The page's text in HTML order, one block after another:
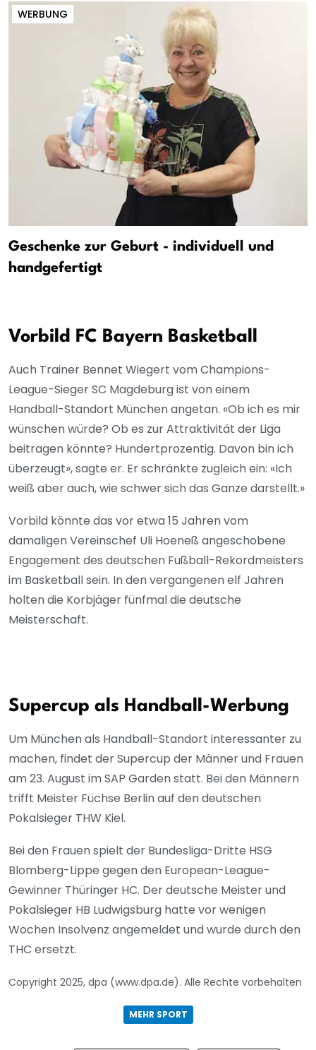
WERBUNG
Geschenke zur Geburt - individuell und
handgefertigt
Vorbild FC Bayern Basketball
Auch Trainer Bennet Wiegert vom Champions-
League-Sieger SC Magdeburg ist von einem
Handball-Standort München angetan. «Ob ich es mir
wünschen würde? Ob es zur Attraktivität der Liga
beitragen könnte? Hundertprozentig. Davon bin ich
überzeugt», sagte er. Er schränkte zugleich ein: «Ich
weiß aber auch, wie schwer sich das Ganze darstellt.»
Vorbild könnte das vor etwa 15 Jahren vom
damaligen Vereinschef Uli Hoeneß angeschobene
Engagement des deutschen Fußball-Rekordmeisters
im Basketball sein. In den vergangenen elf Jahren
holten die Korbjäger fünfmal die deutsche
Meisterschaft.
Supercup als Handball-Werbung
Um München als Handball-Standort interessanter zu
machen, findet der Supercup der Männer und Frauen
am 23. August im SAP Garden statt. Bei den Männern
trifft Meister Füchse Berlin auf den deutschen
Pokalsieger THW Kiel.
Bei den Frauen spielt der Bundesliga-Dritte HSG
Blomberg-Lippe gegen den European-League-
Gewinner Thüringer HC. Der deutsche Meister und
Pokalsieger HB Ludwigsburg hatte vor wenigen
Wochen Insolvenz angemeldet und wurde durch den
THC ersetzt.
Copyright 2025, dpa (www.dpa.de). Alle Rechte vorbehalten
MEHR SPORT